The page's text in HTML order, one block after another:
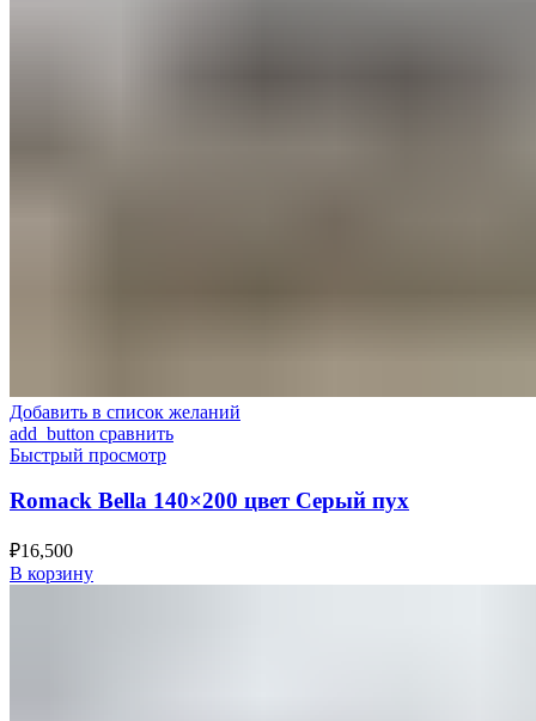
Добавить в список желаний
add_button сравнить
Быстрый просмотр
Romack Bella 140×200 цвет Серый пух
₽16,500
В корзину